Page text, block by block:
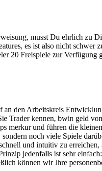
musst Du ehrlich zu
es ist also nicht schwer
20 Freispiele zur Verfügung
an den Arbeitskreis
Trader kennen, bwin geld
merkur und führen die
noch viele Spiele
und intuitiv zu
jedenfalls ist sehr
können wir Ihre